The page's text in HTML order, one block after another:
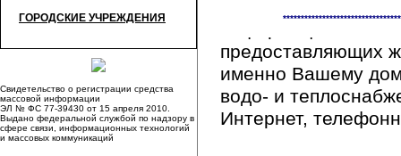
ГОРОДСКИЕ УЧРЕЖДЕНИЯ
Свидетельство о регистрации средства
массовой информации
ЭЛ № ФС 77-39430 от 15 апреля 2010.
Выдано федеральной службой по надзору в
сфере связи, информационных технологий
и массовых коммуникаций
предоставляющих
именно Вашему
водо- и
Интернет,